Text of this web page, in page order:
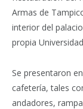
Armas de
interior del
propia
Se presentaron
cafetería, tales
andadores,